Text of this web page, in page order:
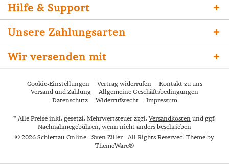
Hilfe & Support
Unsere Zahlungsarten
Wir versenden mit
Cookie-Einstellungen Vertrag widerrufen
Kontakt zu uns
Versand und Zahlung
Allgemeine Geschäftsbedingungen
Datenschutz
Widerrufsrecht Impressum
* Alle Preise inkl. gesetzl. Mehrwertsteuer zzgl. Versandkosten und ggf.
Nachnahmegebühren, wenn nicht anders beschrieben
© 2026 Schlettau-Online - Sven Ziller - All Rights Reserved. Theme by
ThemeWare®